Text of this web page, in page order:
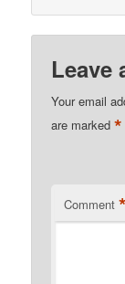
Leave
Your email
are marked*
Comment *